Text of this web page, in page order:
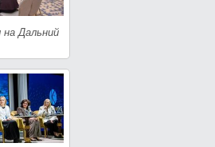
Дальний